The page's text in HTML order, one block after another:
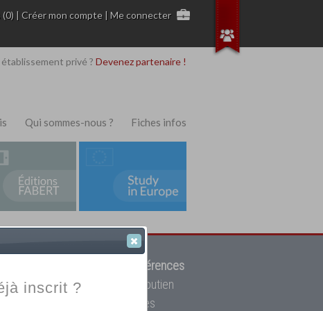
(0) |Créer mon compte |Me connecter
privé ? Devenez partenaire !
Qui sommes-nous ? Fiches infos
12908 références
mais aussi des cours de soutien
toutes les écoles privées
inscrit ?